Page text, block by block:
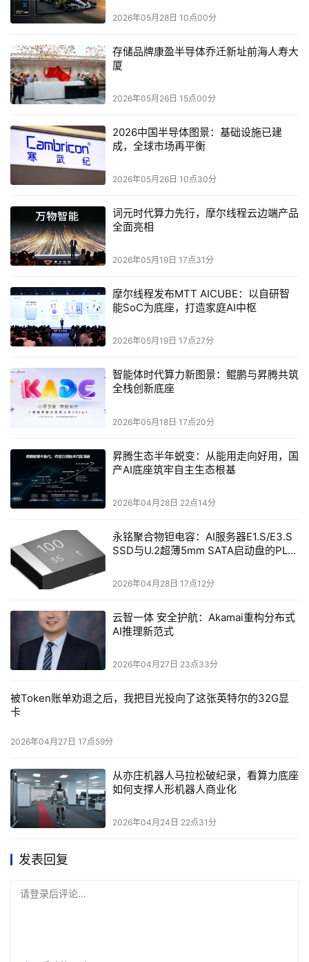
2026年05月28日 10点00分
存储品牌康盈半导体乔迁新址前海人寿大
厦
2026年05月26日 15点00分
2026中国半导体图景：基础设施已建
成，全球市场再平衡
2026年05月26日 10点30分
词元时代算力先行，摩尔线程云边端产品
全面亮相
2026年05月19日 17点31分
摩尔线程发布MTT AICUBE：以自研智
能SoC为底座，打造家庭AI中枢
2026年05月19日 17点27分
智能体时代算力新图景：鲲鹏与昇腾共筑
全栈创新底座
2026年05月18日 17点20分
昇腾生态半年蜕变：从能用走向好用，国
产AI底座筑牢自主生态根基
2026年04月28日 22点14分
永铭聚合物钽电容：AI服务器E1.S/E3.S
SSD与U.2超薄5mm SATA启动盘的PLP
2026年04月28日 17点12分
云智一体 安全护航：Akamai重构分布式
AI推理新范式
2026年04月27日 23点33分
被Token账单劝退之后，我把目光投向了这张英特尔的32G显
卡
2026年04月27日 17点59分
从亦庄机器人马拉松破纪录，看算力底座
如何支撑人形机器人商业化
2026年04月24日 22点31分
发表回复
请登录后评论...